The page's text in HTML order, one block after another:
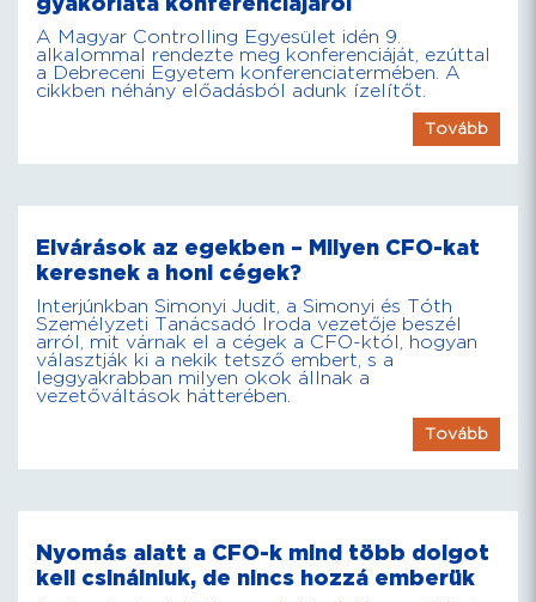
gyakorlata konferenciájáról
A Magyar Controlling Egyesület idén 9.
alkalommal rendezte meg konferenciáját, ezúttal
a Debreceni Egyetem konferenciatermében. A
cikkben néhány előadásból adunk ízelítőt.
Tovább
Elvárások az egekben – Milyen CFO-kat
keresnek a honi cégek?
Interjúnkban Simonyi Judit, a Simonyi és Tóth
Személyzeti Tanácsadó Iroda vezetője beszél
arról, mit várnak el a cégek a CFO-któl, hogyan
választják ki a nekik tetsző embert, s a
leggyakrabban milyen okok állnak a
vezetőváltások hátterében.
Tovább
Nyomás alatt a CFO-k mind több dolgot
kell csinálniuk, de nincs hozzá emberük